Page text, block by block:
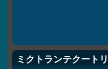
ミクトランテクートリ